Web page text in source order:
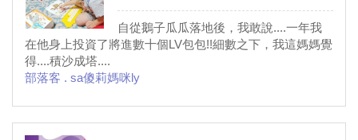
自從鵝子瓜瓜落地後，我敢說....一年我
在他身上投資了將進數十個LV包包!!細數之下，我這媽媽覺
得....積沙成塔....
部落客 . sa傻莉媽咪ly